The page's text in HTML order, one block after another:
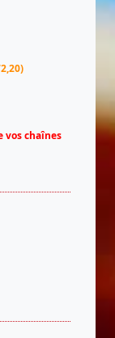
vos chaînes